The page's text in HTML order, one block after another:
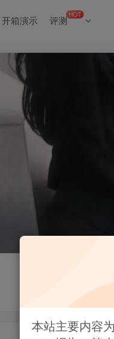
开箱演示 评测 HOT
本站主要内容